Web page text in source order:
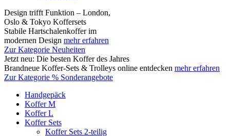
Design trifft Funktion – London,
Oslo & Tokyo Koffersets
Stabile Hartschalenkoffer im
modernen Design mehr erfahren
Zur Kategorie Neuheiten
Jetzt neu: Die besten Koffer des Jahres
Brandneue Koffer-Sets & Trolleys online entdecken mehr erfahren
Zur Kategorie % Sonderangebote
Handgepäck
Koffer M
Koffer L
Koffer Sets
Koffer Sets 2-teilig